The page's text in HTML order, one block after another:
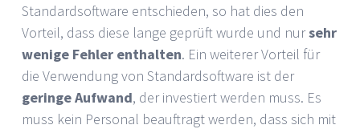
Standardsoftware entschieden, so hat dies den
Vorteil, dass diese lange geprüft wurde und nursehr
wenige Fehler enthalten. Ein weiterer Vorteil für
die Verwendung von Standardsoftware ist der
geringe Aufwand, der investiert werden muss. Es
muss kein Personal beauftragt werden, dass sich mit